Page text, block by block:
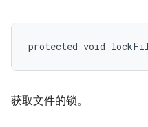
protected void
获取文件的锁。